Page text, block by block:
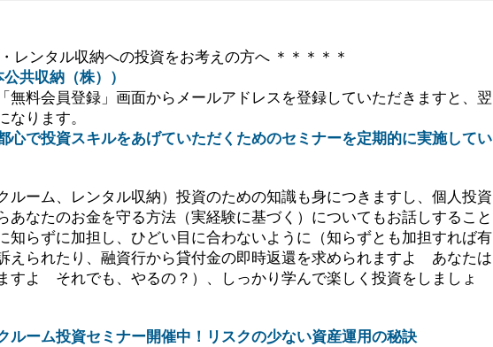
レンタル収納への投資をお考えの方へ ＊＊＊＊＊
共収納（株））
無料会員登録」画面からメールアドレスを登録していただきますと、翌
ります。
心で投資スキルをあげていただくためのセミナーを定期的に実施してい
ルーム、レンタル収納）投資のための知識も身につきますし、個人投資
あなたのお金を守る方法（実経験に基づく）についてもお話しすること
知らずに加担し、ひどい目に合わないように（知らずとも加担すれば有
えられたり、融資行から貸付金の即時返還を求められますよ あなたは
すよ それでも、やるの？）、しっかり学んで楽しく投資をしましょ
ルーム投資セミナー開催中！リスクの少ない資産運用の秘訣